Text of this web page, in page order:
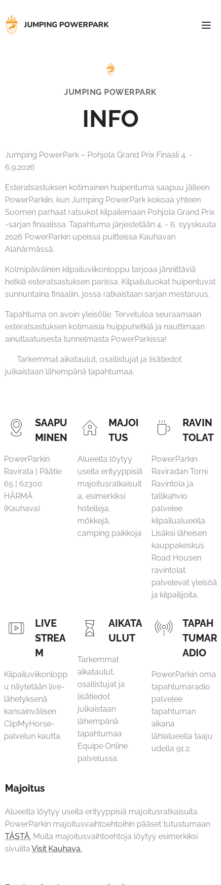
JUMPING POWERPARK
JUMPING POWERPARK
INFO
Jumping PowerPark – Pohjola Grand Prix Finaali 4. -
6.9.2026
Esteratsastuksen kotimainen huipentuma saapuu jälleen
PowerParkiin, kun Jumping PowerPark kokoaa yhteen
Suomen parhaat ratsukot kilpailemaan Pohjola Grand Prix
-sarjan finaalissa. Tapahtuma järjestetään 4. - 6. syyskuuta
2026 PowerParkin upeissa puitteissa Kauhavan
Alahärmässä.
Kolmipäiväinen kilpailuviikonloppu tarjoaa jännittäviä
hetkiä esteratsastuksen parissa. Kilpailuluokat huipentuvat
sunnuntaina finaaliin, jossa ratkaistaan sarjan mestaruus.
Tapahtuma on avoin yleisölle. Tervetuloa seuraamaan
esteratsastuksen kotimaisia huippuhetkiä ja nauttimaan
ainutlaatuisesta tunnelmasta PowerParkissa!
📌 Tarkemmat aikataulut, osallistujat ja lisätiedot
julkaistaan lähempänä tapahtumaa.
SAAPU
MINEN
PowerParkin
Ravirata | Päätie
65 | 62300
HÄRMÄ
(Kauhava)
MAJOI
TUS
Alueelta löytyy
useita erityyppisiä
majoitusratkaisuit
a, esimerkiksi
hotelleja,
mökkejä,
camping paikkoja
RAVIN
TOLAT
PowerParkin
Raviradan Torni
Ravintola ja
tallikahvio
palvelee
kilpailualueella.
Lisäksi läheisen
kauppakeskus
Road Housen
ravintolat
palvelevat yleisöä
ja kilpailijoita.
LIVE
STREA
M
Kilpailuviikonlopp
u näytetään live-
lähetyksenä
kansainvälisen
ClipMyHorse-
palvelun kautta.
AIKATA
ULUT
Tarkemmat
aikataulut,
osallistujat ja
lisätiedot
julkaistaan
lähempänä
tapahtumaa
Equipe Online
palvelussa.
TAPAH
TUMAR
ADIO
PowerParkin oma
tapahtumaradio
palvelee
tapahtuman
aikana
lähialueella taaju
udella 91.2.
Majoitus
Alueelta löytyy useita erityyppisiä majoitusratkaisuita.
PowerParkin majoitusvaihtoehtoihin pääset tutustumaan
TÄSTÄ. Muita majoitusvaihtoehtoja löytyy esimerkiksi
sivuilta Visit Kauhava.